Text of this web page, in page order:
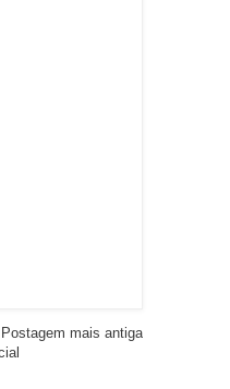
Postagem mais antiga